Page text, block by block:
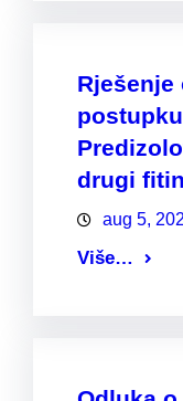
Rješenje
drugi
aug 5,
Više…